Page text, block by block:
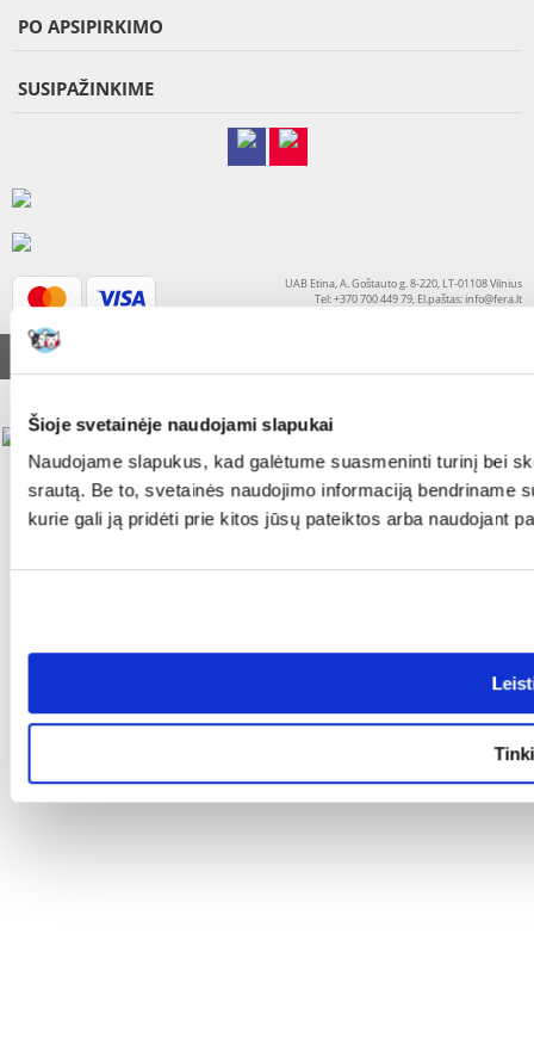
Šioje svetainėje naudojami slapukai
Naudojame slapukus, kad galėtume suasmeninti turinį bei
srautą. Be to, svetainės naudojimo informaciją bendriname
kurie gali ją pridėti prie kitos jūsų pateiktos arba naudojant
PO APSIPIRKIMO
SUSIPAŽINKIME
UAB Etina, A. Goštauto g. 8-220, LT-01108 Vilnius
Tel: +370 700 449 79, El.paštas:info@fera.lt